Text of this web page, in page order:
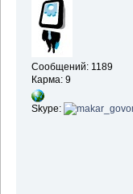
Сообщений: 1189
Карма: 9
Skype: